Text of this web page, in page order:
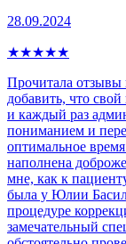
28.09.2024
★★★★★
Прочитала отзывы
добавить, что
и каждый раз
пониманием и
оптимальное
наполнена
мне, как к
была у Юлии
процедуре
замечательный